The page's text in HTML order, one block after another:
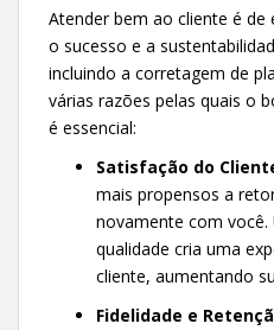
Atender bem ao cliente é
o sucesso e a
incluindo a corretagem de
várias razões pelas quais o
é essencial:
Satisfação do
mais propensos a
novamente com
qualidade cria uma
cliente, aumentando
Fidelidade e